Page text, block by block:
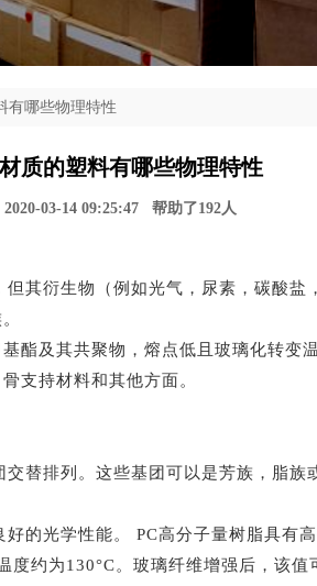
有哪些物理特性
质的塑料有哪些物理特性
03-14 09:25:47 帮助了192人
其衍生物（例如光气，尿素，碳酸盐
酯及其共聚物，熔点低且玻璃化转变
支持材料和其他方面。
替排列。这些基团可以是芳族，脂族
的光学性能。 PC高分子量树脂具有
约为130°C。玻璃纤维增强后，该值